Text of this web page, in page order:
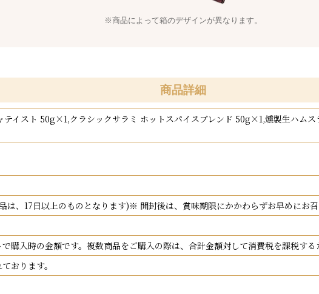
※商品によって箱のデザインが異なります。
商品詳細
テイスト 50g×1,クラシックサラミ ホットスパイスブレンド 50g×1,燻製生ハム
は、17日以上のものとなります)※ 開封後は、賞味期限にかかわらずお早めにお召
購入時の金額です。複数商品をご購入の際は、合計金額対して消費税を課税する
おります。